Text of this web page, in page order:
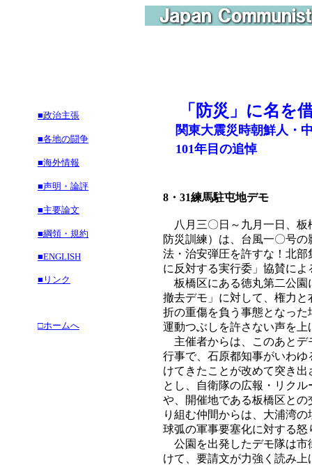
■政治主張
■各地の闘争
■海外情報
■声明・論評
■主要論文
■綱領・規約
■ENGLISH
■リンク
□ホームへ
「防災」に名を
関東大震災時朝鮮人・
101年目の追悼
8・31練馬駐屯地デモ
八月三〇日～九月一日、板
防災訓練）は、台風一〇号
法・治安弾圧を許すな！北
に反対する実行委」協賛に
板橋区にある徳丸第二公園
撤去デモ」に対して、権力
折の重傷を負う事態となっ
運動つぶしを許さない声を
主催者からは、このあとデ
行事で、石原都知事がいわ
けてきたことが改めて突き
とし、自衛隊の広報・リク
や、開催地である板橋区と
り組む仲間からは、大浦湾
球弧の軍事要塞化に対する怒
公園を出発したデモ隊は市
けて、要請文が力強く読み